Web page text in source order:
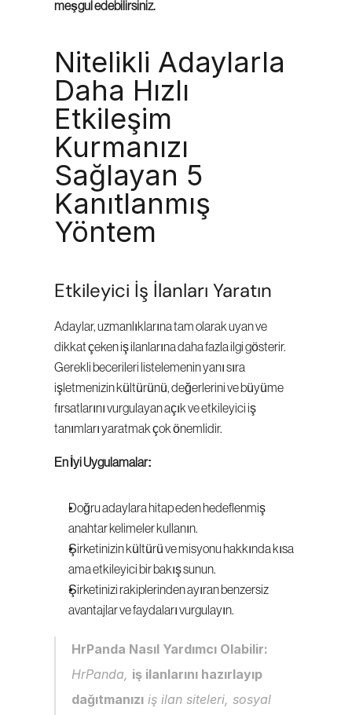
meşgul edebilirsiniz.
Nitelikli Adaylarla
Daha Hızlı
Etkileşim
Kurmanızı
Sağlayan 5
Kanıtlanmış
Yöntem
Etkileyici İş İlanları Yaratın
Adaylar, uzmanlıklarına tam olarak uyan ve
dikkat çeken iş ilanlarına daha fazla ilgi gösterir.
Gerekli becerileri listelemenin yanı sıra
işletmenizin kültürünü, değerlerini ve büyüme
fırsatlarını vurgulayan açık ve etkileyici iş
tanımları yaratmak çok önemlidir.
En İyi Uygulamalar:
Doğru adaylara hitap eden hedeflenmiş
anahtar kelimeler kullanın.
Şirketinizin kültürü ve misyonu hakkında kısa
ama etkileyici bir bakış sunun.
Şirketinizi rakiplerinden ayıran benzersiz
avantajlar ve faydaları vurgulayın.
HrPanda Nasıl Yardımcı Olabilir:
HrPanda, iş ilanlarını hazırlayıp
dağıtmanızı iş ilan siteleri, sosyal